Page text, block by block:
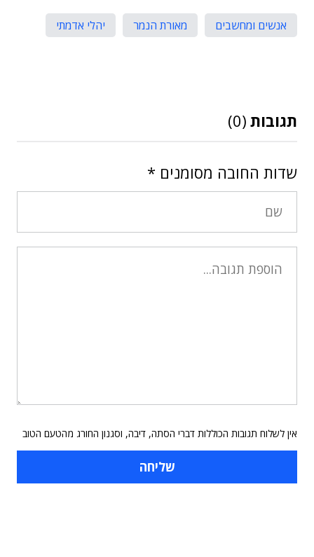
אנשים ומחשבים מאורת הנמר יהלי אדמתי
תגובות (0)
שדות החובה מסומנים *
אין לשלוח תגובות הכוללות דברי הסתה, דיבה, וסגנון החורג מהטעם הטוב